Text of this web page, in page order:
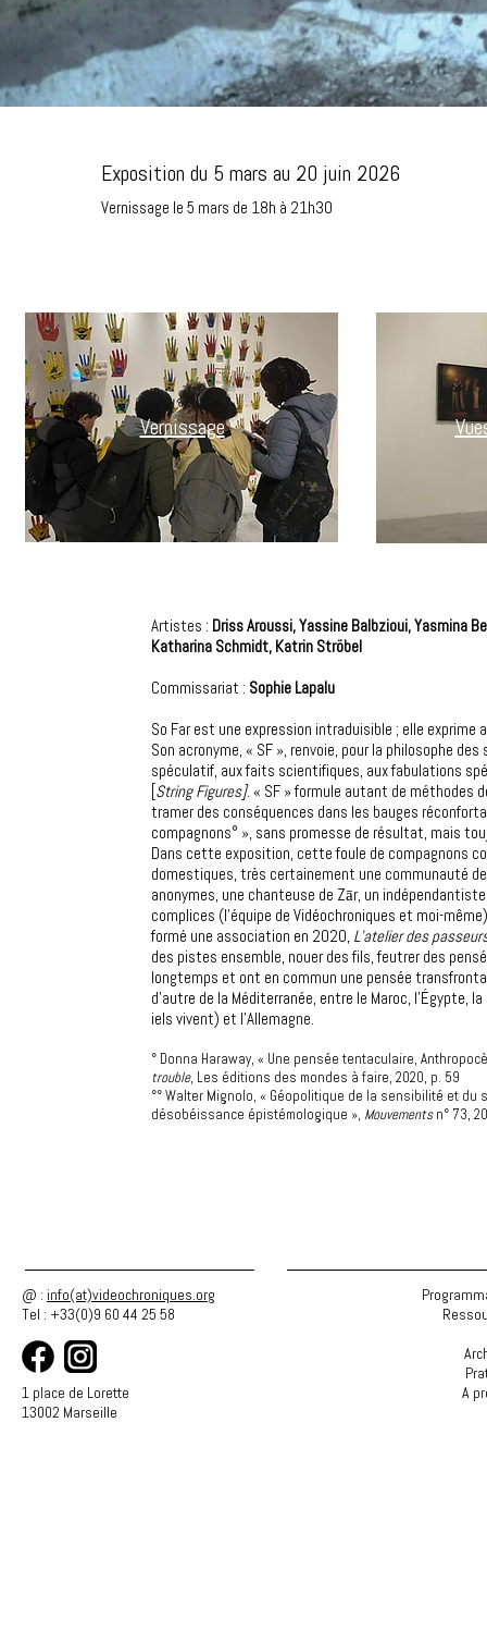
Exposition du 5 mars au 20 juin 2026
Vernissage le 5 mars de 18h à 21h30
Vernissage
Artistes : Driss Aroussi, Yassine Balbzioui, Yasmina
Katharina Schmidt, Katrin Ströbel
Commissariat : Sophie Lapalu
So Far est une expression intraduisible ; elle exprime
Son acronyme, « SF », renvoie, pour la philosophe
spéculatif, aux faits scientifiques, aux fabulations
[String Figures]. « SF » formule autant de méthodes
tramer des conséquences dans les bauges
compagnons° », sans promesse de résultat, mais
Dans cette exposition, cette foule de compagnons
domestiques, très certainement une communauté
anonymes, une chanteuse de Zār, un
complices (l’équipe de Vidéochroniques et moi-
formé une association en 2020, L’atelier des
des pistes ensemble, nouer des fils, feutrer des
longtemps et ont en commun une pensée
d’autre de la Méditerranée, entre le Maroc, l’Égypte,
iels vivent) et l’Allemagne.
° Donna Haraway, « Une pensée tentaculaire,
trouble, Les éditions des mondes à faire, 2020, p. 59
°° Walter Mignolo, « Géopolitique de la sensibilité et
désobéissance épistémologique », Mouvementsn° 73,
@ : info(at)videochroniques.org
Tel : +33(0)9 60 44 25 58
1 place de Lorette
13002 Marseille
A